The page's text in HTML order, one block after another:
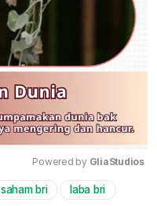
Mute
Powered by GliaStudios
saham bri laba bri